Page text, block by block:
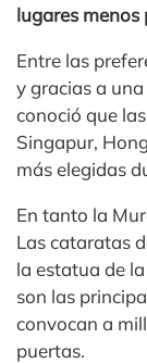
lugares
Entre las
y gracias a
conoció que
Singapur,
más elegidas
En tanto la
Las cataratas
la estatua de
son las
convocan a
puertas.